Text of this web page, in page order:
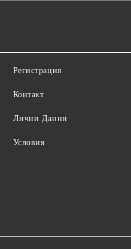
Регистрация
Контакт
Лични Данни
Условия